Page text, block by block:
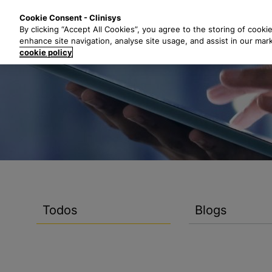
a
Todos Blogs
Cookie Consent - Clinisys
By clicking “Accept All Cookies”, you agree to the storing of
enhance site navigation, analyse site usage, and assist in our
cookie policy